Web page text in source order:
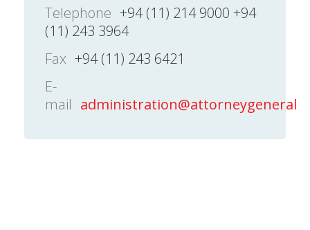
Telephone +94 (11) 214 9000 +94
(11) 243 3964
Fax +94 (11) 243 6421
E-
mail